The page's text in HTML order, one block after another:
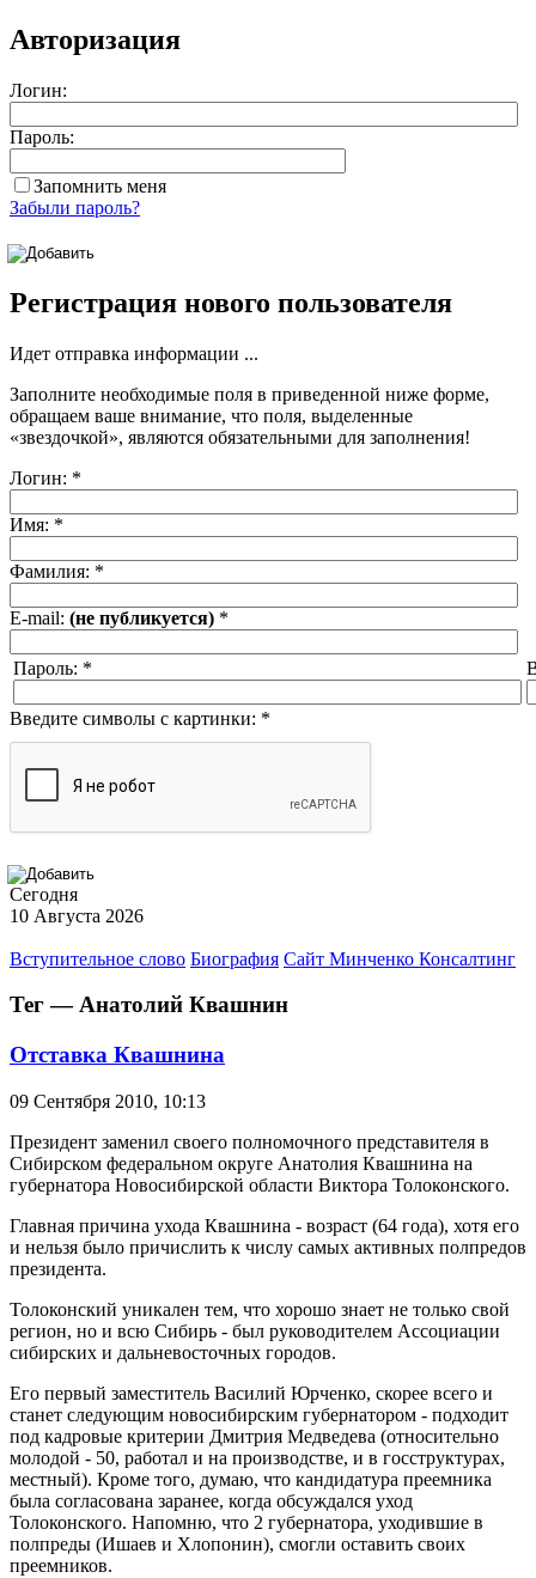
Авторизация
Логин:
Пароль:
Запомнить меня
Забыли пароль?
Регистрация нового пользователя
Идет отправка информации ...
Заполните необходимые поля в приведенной ниже форме,
обращаем ваше внимание, что поля, выделенные
«звездочкой», являются обязательными для заполнения!
Логин: *
Имя: *
Фамилия: *
E-mail: (не публикуется) *
Пароль: *
Введите символы с картинки: *
Сегодня
10 Августа 2026
Вступительное слово Биография Сайт Минченко Консалтинг
Тег — Анатолий Квашнин
Отставка Квашнина
09 Сентября 2010, 10:13
Президент заменил своего полномочного представителя в
Сибирском федеральном округе Анатолия Квашнина на
губернатора Новосибирской области Виктора Толоконского.
Главная причина ухода Квашнина - возраст (64 года), хотя его
и нельзя было причислить к числу самых активных полпредов
президента.
Толоконский уникален тем, что хорошо знает не только свой
регион, но и всю Сибирь - был руководителем Ассоциации
сибирских и дальневосточных городов.
Его первый заместитель Василий Юрченко, скорее всего и
станет следующим новосибирским губернатором - подходит
под кадровые критерии Дмитрия Медведева (относительно
молодой - 50, работал и на производстве, и в госструктурах,
местный). Кроме того, думаю, что кандидатура преемника
была согласована заранее, когда обсуждался уход
Толоконского. Напомню, что 2 губернатора, уходившие в
полпреды (Ишаев и Хлопонин), смогли оставить своих
преемников.